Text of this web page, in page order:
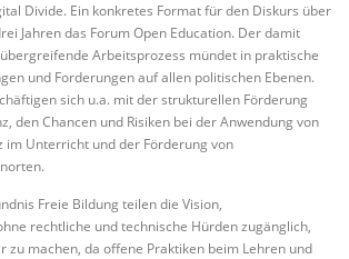
Divide. Ein konkretes Format für den Diskurs über
Jahren das Forum Open Education. Der damit
Arbeitsprozess mündet in praktische
und Forderungen auf allen politischen Ebenen.
sich u.a. mit der strukturellen Förderung
den Chancen und Risiken bei der Anwendung von
im Unterricht und der Förderung von
Freie Bildung teilen die Vision,
rechtliche und technische Hürden zugänglich,
zu machen, da offene Praktiken beim Lehren und